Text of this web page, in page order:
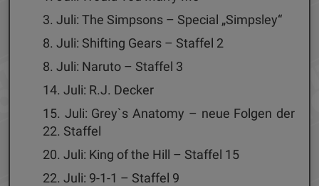
3. Juli: The Simpsons – Special „Simpsley“
8. Juli: Shifting Gears – Staffel 2
8. Juli: Naruto – Staffel 3
14. Juli: R.J. Decker
15. Juli: Grey`s Anatomy – neue Folgen der
22. Staffel
20. Juli: King of the Hill – Staffel 15
22. Juli: 9-1-1 – Staffel 9